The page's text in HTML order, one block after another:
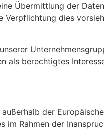
Übermittlung der
dies
als berechtigtes
der
im Rahmen der